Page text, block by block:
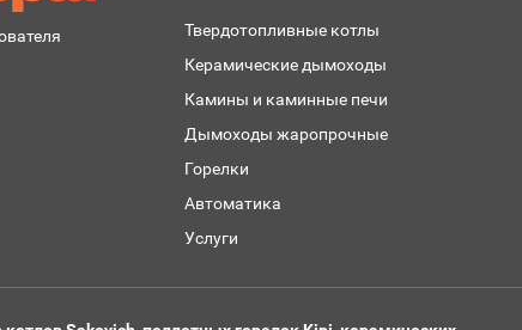
Твердотопливные котлы
Керамические дымоходы
Камины и каминные печи
Дымоходы жаропрочные
Горелки
Автоматика
Услуги